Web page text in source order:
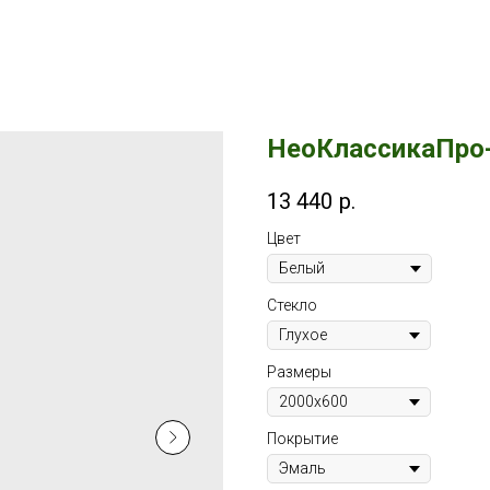
13 440 р.
Цвет
Стекло
Размеры
Покрытие